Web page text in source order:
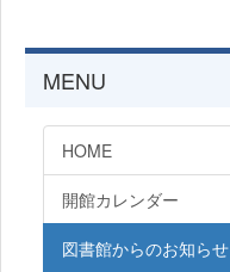
MENU
HOME
開館カレンダー
図書館からのお知らせ